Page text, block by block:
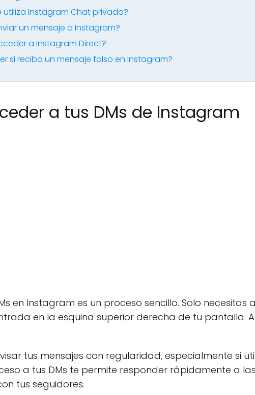
utiliza Instagram Chat privado?
un mensaje a Instagram?
a Instagram Direct?
si recibo un mensaje falso en Instagram?
a tus DMs de Instagram
en Instagram es un proceso sencillo. Solo
en la esquina superior derecha de tu pantalla.
tus mensajes con regularidad, especialmente si
a tus DMs te permite responder rápidamente a
tus seguidores.